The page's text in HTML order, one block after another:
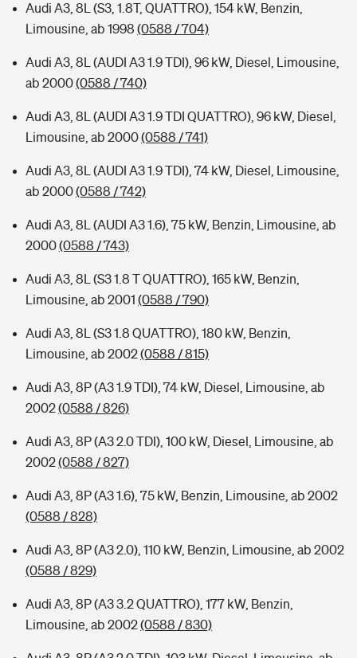
Audi A3, 8L (S3, 1.8T, QUATTRO), 154 kW, Benzin,
Limousine, ab 1998 (0588 / 704)
Audi A3, 8L (AUDI A3 1.9 TDI), 96 kW, Diesel, Limousine,
ab 2000(0588 / 740)
Audi A3, 8L (AUDI A3 1.9 TDI QUATTRO), 96 kW, Diesel,
Limousine, ab 2000(0588 / 741)
Audi A3, 8L (AUDI A3 1.9 TDI), 74 kW, Diesel, Limousine,
ab 2000(0588 / 742)
Audi A3, 8L (AUDI A3 1.6), 75 kW, Benzin, Limousine, ab
2000(0588 / 743)
Audi A3, 8L (S3 1.8 T QUATTRO), 165 kW, Benzin,
Limousine, ab 2001 (0588 / 790)
Audi A3, 8L (S3 1.8 QUATTRO), 180 kW, Benzin,
Limousine, ab 2002(0588 / 815)
Audi A3, 8P (A3 1.9 TDI), 74 kW, Diesel, Limousine, ab
2002(0588 / 826)
Audi A3, 8P (A3 2.0 TDI), 100 kW, Diesel, Limousine, ab
2002(0588 / 827)
Audi A3, 8P (A3 1.6), 75 kW, Benzin, Limousine, ab 2002
(0588 / 828)
Audi A3, 8P (A3 2.0), 110 kW, Benzin, Limousine, ab 2002
(0588 / 829)
Audi A3, 8P (A3 3.2 QUATTRO), 177 kW, Benzin,
Limousine, ab 2002(0588 / 830)